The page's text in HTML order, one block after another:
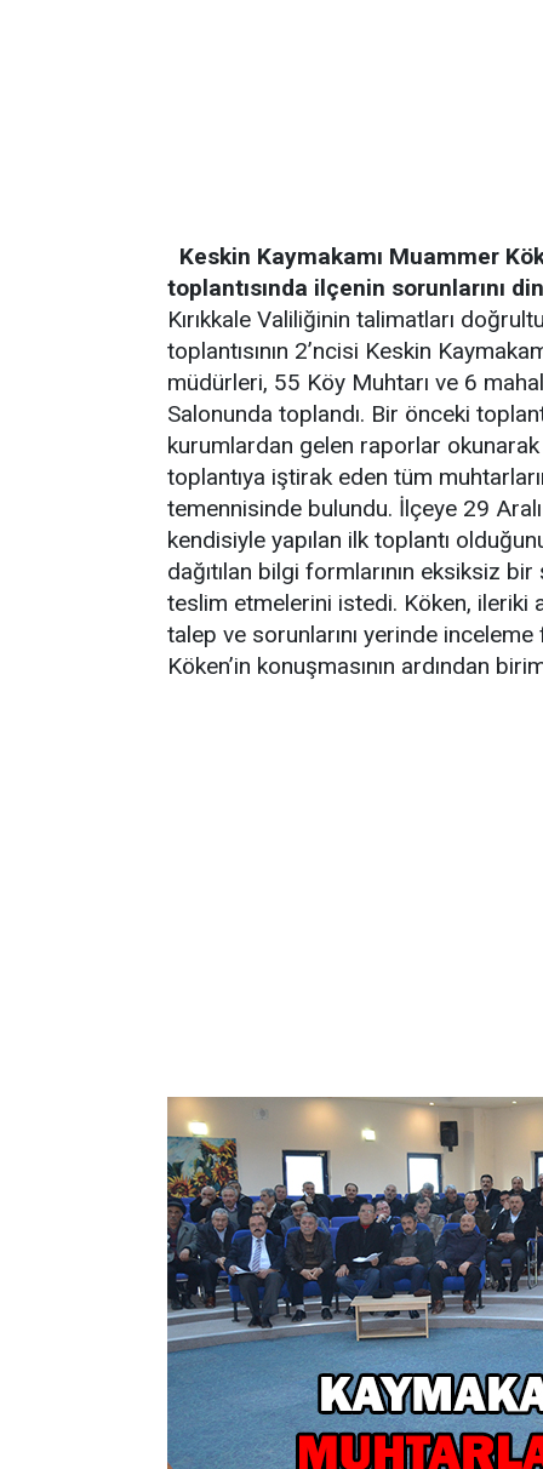
Keskin Kaymakamı Muammer
toplantısında ilçenin sorunlarını
Kırıkkale Valiliğinin talimatları
toplantısının 2’ncisi Keskin
müdürleri, 55 Köy Muhtarı ve 6
Salonunda toplandı. Bir önceki
kurumlardan gelen raporlar
toplantıya iştirak eden tüm
temennisinde bulundu. İlçeye 29
kendisiyle yapılan ilk toplantı
dağıtılan bilgi formlarının eksiksiz
teslim etmelerini istedi. Köken, ileriki
talep ve sorunlarını yerinde inceleme
Köken’in konuşmasının ardından